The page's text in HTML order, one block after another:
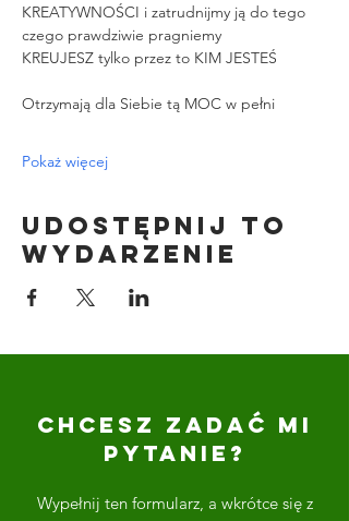
KREATYWNOŚCI i zatrudnijmy ją do tego
czego prawdziwie pragniemy
KREUJESZ tylko przez to KIM JESTEŚ
Otrzymają dla Siebie tą MOC w pełni
Pokaż więcej
Udostępnij to
wydarzenie
CHCESZ ZADAĆ MI
PYTANIE?
Wypełnij ten formularz, a wkrótce się z